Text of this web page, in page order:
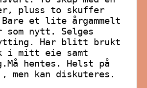
pluss to skuffer
et lite årgammelt
som nytt. Selges
Har blitt brukt
i mitt eie samt
hentes. Helst på
men kan diskuteres.